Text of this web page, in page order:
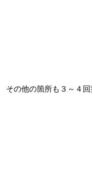
その他の箇所も３～４